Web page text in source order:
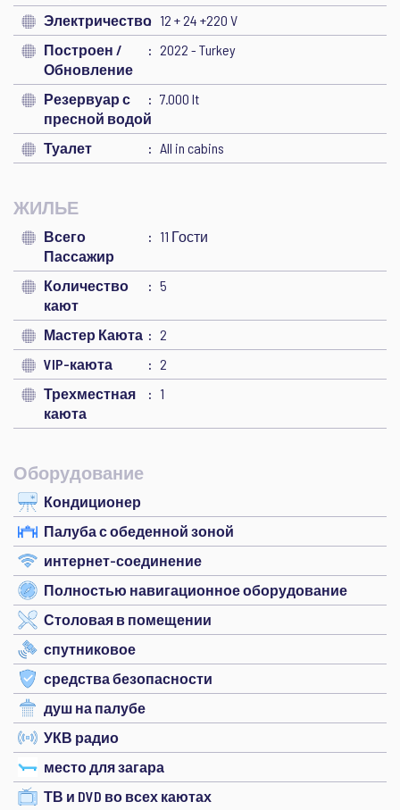
Электричество 12 + 24 +220 V
Построен /
Обновление
2022 - Turkey
Резервуар с
пресной водой
7.000 lt
Туалет All in cabins
ЖИЛЬЕ
Всего
Пассажир
11 Гости
Количество
кают
5
Мастер Каюта
2
VIP-каюта
2
Трехместная
каюта
1
Оборудование
Кондиционер
Палуба с обеденной зоной
интернет-соединение
Полностью навигационное оборудование
Столовая в помещении
спутниковое
средства безопасности
душ на палубе
УКВ радио
место для загара
ТВ и DVD во всех каютах